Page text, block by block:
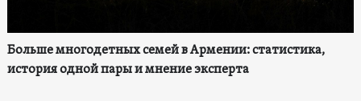
Больше многодетных семей в Армении: статистика,
история одной пары и мнение эксперта